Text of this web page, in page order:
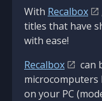
With Recalbox
titles that have
with ease!
Recalbox
can
microcomputers
on your PC